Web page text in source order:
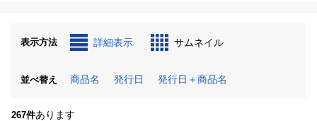
表示方法 詳細表示 サムネイル
並べ替え 商品名 発行日 発行日＋商品名
267件あります